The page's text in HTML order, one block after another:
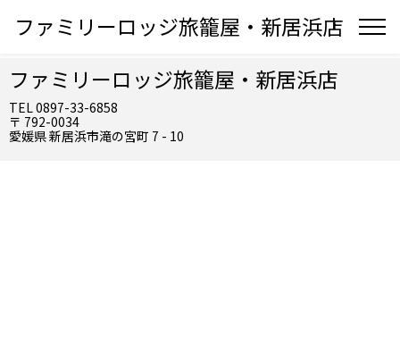
ファミリーロッジ旅籠屋・新居浜店
ファミリーロッジ旅籠屋・新居浜店
TEL 0897-33-6858
〒 792-0034
愛媛県 新居浜市滝の宮町 7 - 10